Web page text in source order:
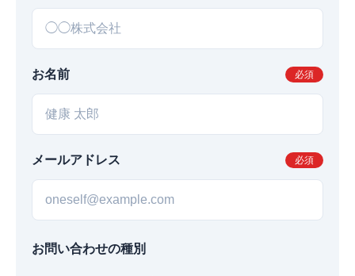
お名前 必須
メールアドレス 必須
お問い合わせの種別